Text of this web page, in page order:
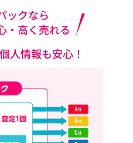
ックなら
・高く売れる
人情報も安心！